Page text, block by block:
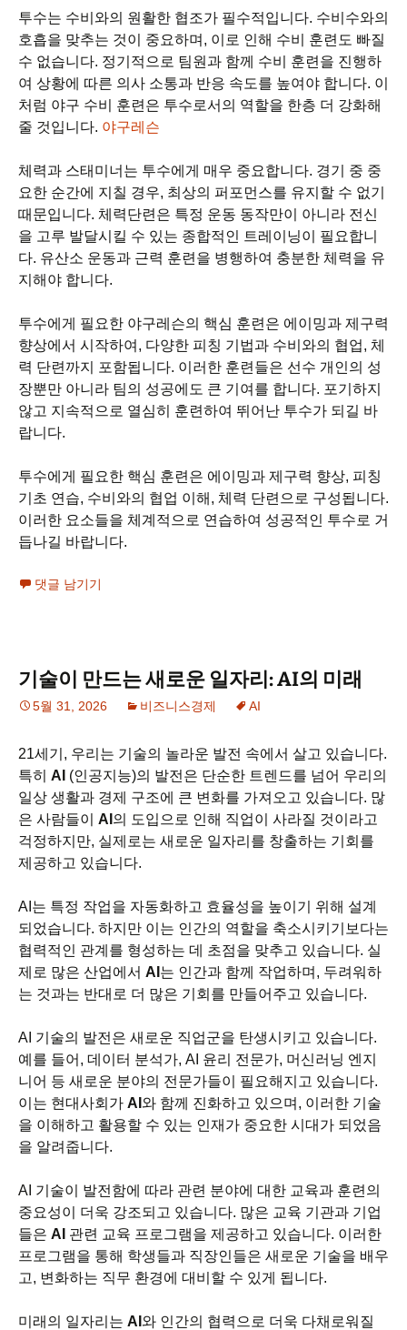
투수는 수비와의 원활한 협조가 필수적입니다. 수비수와의
호흡을 맞추는 것이 중요하며, 이로 인해 수비 훈련도 빠질
수 없습니다. 정기적으로 팀원과 함께 수비 훈련을 진행하
여 상황에 따른 의사 소통과 반응 속도를 높여야 합니다. 이
처럼 야구 수비 훈련은 투수로서의 역할을 한층 더 강화해
줄 것입니다. 야구레슨
체력과 스태미너는 투수에게 매우 중요합니다. 경기 중 중
요한 순간에 지칠 경우, 최상의 퍼포먼스를 유지할 수 없기
때문입니다. 체력단련은 특정 운동 동작만이 아니라 전신
을 고루 발달시킬 수 있는 종합적인 트레이닝이 필요합니
다. 유산소 운동과 근력 훈련을 병행하여 충분한 체력을 유
지해야 합니다.
투수에게 필요한 야구레슨의 핵심 훈련은 에이밍과 제구력
향상에서 시작하여, 다양한 피칭 기법과 수비와의 협업, 체
력 단련까지 포함됩니다. 이러한 훈련들은 선수 개인의 성
장뿐만 아니라 팀의 성공에도 큰 기여를 합니다. 포기하지
않고 지속적으로 열심히 훈련하여 뛰어난 투수가 되길 바
랍니다.
투수에게 필요한 핵심 훈련은 에이밍과 제구력 향상, 피칭
기초 연습, 수비와의 협업 이해, 체력 단련으로 구성됩니다.
이러한 요소들을 체계적으로 연습하여 성공적인 투수로 거
듭나길 바랍니다.
댓글 남기기
기술이 만드는 새로운 일자리: AI의 미래
5월 31, 2026 비즈니스경제 AI
21세기, 우리는 기술의 놀라운 발전 속에서 살고 있습니다.
특히 AI (인공지능)의 발전은 단순한 트렌드를 넘어 우리의
일상 생활과 경제 구조에 큰 변화를 가져오고 있습니다. 많
은 사람들이 AI 의 도입으로 인해 직업이 사라질 것이라고
걱정하지만, 실제로는 새로운 일자리를 창출하는 기회를
제공하고 있습니다.
AI는 특정 작업을 자동화하고 효율성을 높이기 위해 설계
되었습니다. 하지만 이는 인간의 역할을 축소시키기보다는
협력적인 관계를 형성하는 데 초점을 맞추고 있습니다. 실
제로 많은 산업에서 AI 는 인간과 함께 작업하며, 두려워하
는 것과는 반대로 더 많은 기회를 만들어주고 있습니다.
AI 기술의 발전은 새로운 직업군을 탄생시키고 있습니다.
예를 들어, 데이터 분석가, AI 윤리 전문가, 머신러닝 엔지
니어 등 새로운 분야의 전문가들이 필요해지고 있습니다.
이는 현대사회가 AI 와 함께 진화하고 있으며, 이러한 기술
을 이해하고 활용할 수 있는 인재가 중요한 시대가 되었음
을 알려줍니다.
AI 기술이 발전함에 따라 관련 분야에 대한 교육과 훈련의
중요성이 더욱 강조되고 있습니다. 많은 교육 기관과 기업
들은 AI 관련 교육 프로그램을 제공하고 있습니다. 이러한
프로그램을 통해 학생들과 직장인들은 새로운 기술을 배우
고, 변화하는 직무 환경에 대비할 수 있게 됩니다.
미래의 일자리는 AI 와 인간의 협력으로 더욱 다채로워질